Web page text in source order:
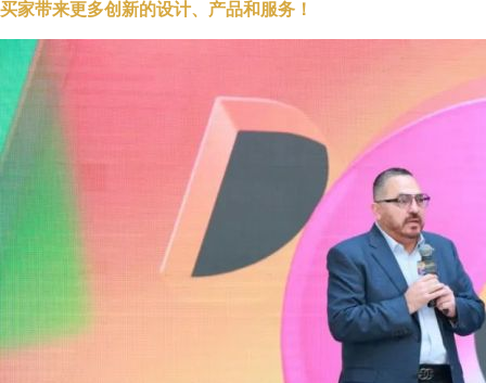
买家带来更多创新的设计、产品和服务！